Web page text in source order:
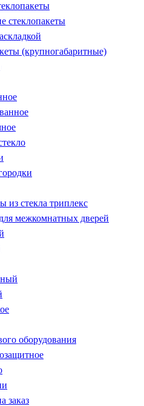
стеклопакеты
(крупногабаритные)
из стекла триплекс
межкомнатных дверей
оборудования
заказ